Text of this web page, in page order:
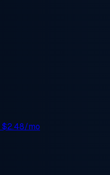
$2.48/mo